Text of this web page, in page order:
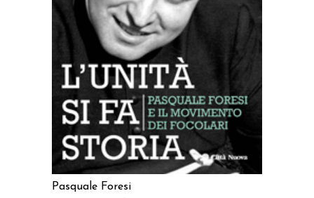
AGGIUNGI AL CARRELLO
Pasquale Foresi